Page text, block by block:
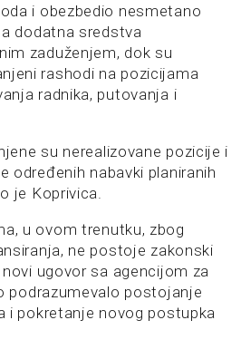
i obezbedio nesmetano
dodatna sredstva
zaduženjem, dok su
rashodi na pozicijama
radnika, putovanja i
su nerealizovane pozicije i
određenih nabavki planiranih
je Koprivica.
u ovom trenutku, zbog
ne postoje zakonski
ugovor sa agencijom za
podrazumevalo postojanje
i pokretanje novog postupka